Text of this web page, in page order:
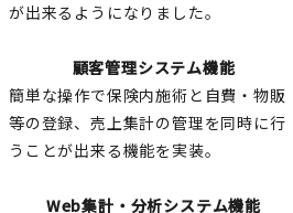
が出来るようになりました。
顧客管理システム機能
簡単な操作で保険内施術と自費・物販
等の登録、売上集計の管理を同時に行
うことが出来る機能を実装。
Web集計・分析システム機能